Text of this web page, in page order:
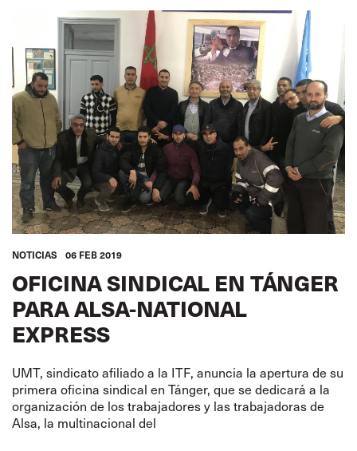
NOTICIAS 06 FEB 2019
OFICINA SINDICAL EN TÁNGER
PARA ALSA-NATIONAL
EXPRESS
UMT, sindicato afiliado a la ITF, anuncia la apertura de su
primera oficina sindical en Tánger, que se dedicará a la
organización de los trabajadores y las trabajadoras de
Alsa, la multinacional del